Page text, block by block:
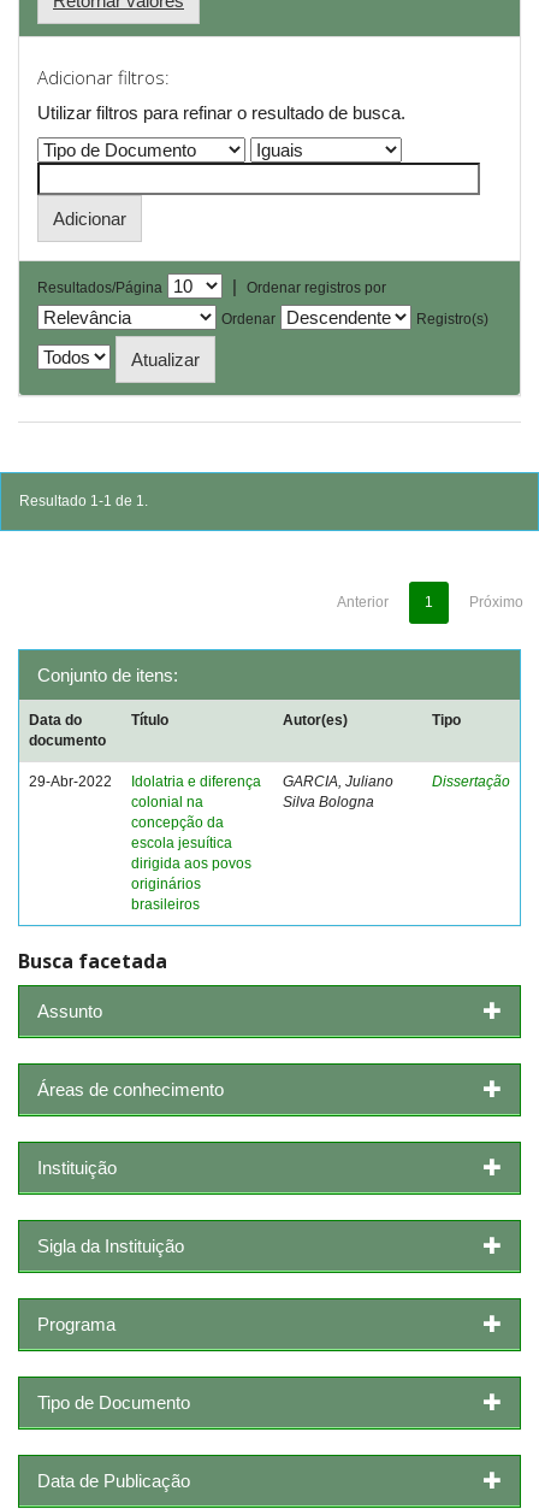
Adicionar filtros:
Utilizar filtros para refinar o resultado de busca.
Resultados/Página |
Ordenar registros por
Ordenar
Registro(s)
Resultado 1-1 de 1.
Anterior 1 Próximo
Conjunto de itens:
Data do
documento
Título Autor(es) Tipo
29-Abr-2022
Idolatria e diferença
colonial na
concepção da
escola jesuítica
dirigida aos povos
originários
brasileiros
GARCIA, Juliano
Silva Bologna
Dissertação
Busca facetada
Assunto
Áreas de conhecimento
Instituição
Sigla da Instituição
Programa
Tipo de Documento
Data de Publicação